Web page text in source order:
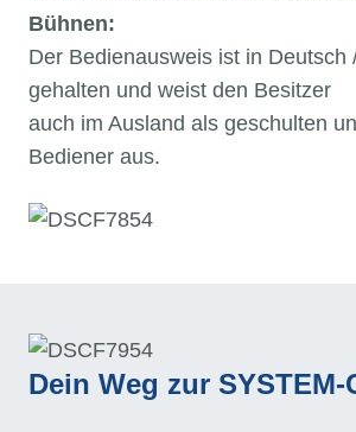
Bühnen:
Der Bedienausweis ist in Deutsch
gehalten und weist den Besitzer
auch im Ausland als geschulten
Bediener aus.
Dein Weg zur SYSTEM-